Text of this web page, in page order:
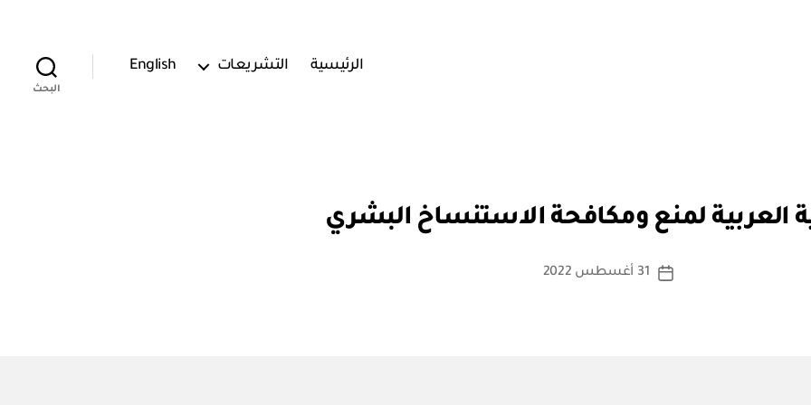
الرئيسية التشريعات English
البحث
العربية لمنع ومكافحة الاستنساخ البشري
كاتب
س
ة
تاريخ
31 أغسطس 2022